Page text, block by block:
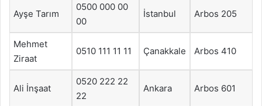
Ayşe Tarım
0500 000 00
00
İstanbul Arbos 205
Mehmet
Ziraat
0510 111 11 11 Çanakkale Arbos 410
Ali İnşaat
0520 222 22
22
Ankara Arbos 601